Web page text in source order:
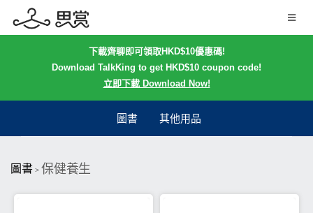
下載齊聊即可領取HKD$10優惠碼!
Download TalkKing to get HKD$10 coupon code!
立即下載 Download Now!
圖書 其他用品
圖書 > 保健養生